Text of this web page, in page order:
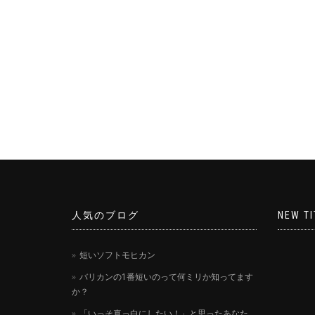
人気のブログ
短いソフトモヒカン
バリカンの1番短いのって何ミリか知ってます
か？
NEW